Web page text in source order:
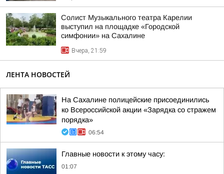
Солист Музыкального театра Карелии
выступил на площадке «Городской
симфонии» на Сахалине
Вчера, 21:59
ЛЕНТА НОВОСТЕЙ
На Сахалине полицейские присоединились
ко Всероссийской акции «Зарядка со стражем
порядка»
06:54
Главные новости к этому часу:
01:07